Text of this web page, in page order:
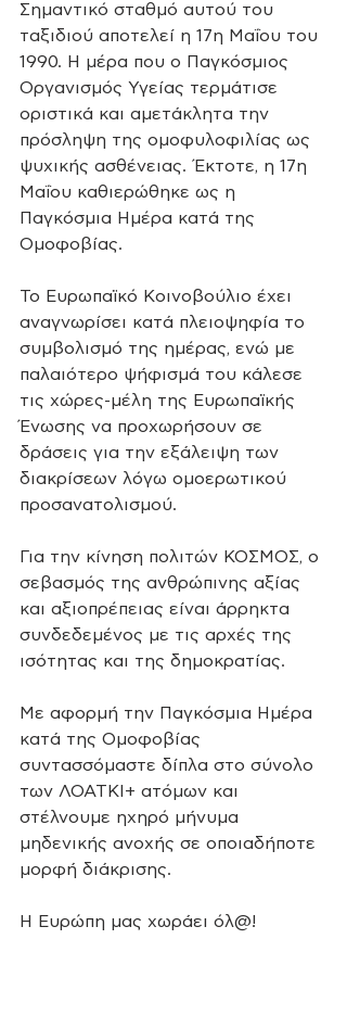
Σημαντικό σταθμό αυτού του
ταξιδιού αποτελεί η 17η Μαΐου του
1990. Η μέρα που ο Παγκόσμιος
Οργανισμός Υγείας τερμάτισε
οριστικά και αμετάκλητα την
πρόσληψη της ομοφυλοφιλίας ως
ψυχικής ασθένειας. Έκτοτε, η 17η
Μαΐου καθιερώθηκε ως η
Παγκόσμια Ημέρα κατά της
Ομοφοβίας.
Το Ευρωπαϊκό Κοινοβούλιο έχει
αναγνωρίσει κατά πλειοψηφία το
συμβολισμό της ημέρας, ενώ με
παλαιότερο ψήφισμά του κάλεσε
τις χώρες-μέλη της Ευρωπαϊκής
Ένωσης να προχωρήσουν σε
δράσεις για την εξάλειψη των
διακρίσεων λόγω ομοερωτικού
προσανατολισμού.
Για την κίνηση πολιτών ΚΟΣΜΟΣ, ο
σεβασμός της ανθρώπινης αξίας
και αξιοπρέπειας είναι άρρηκτα
συνδεδεμένος με τις αρχές της
ισότητας και της δημοκρατίας.
Με αφορμή την Παγκόσμια Ημέρα
κατά της Ομοφοβίας
συντασσόμαστε δίπλα στο σύνολο
των ΛΟΑΤΚΙ+ ατόμων και
στέλνουμε ηχηρό μήνυμα
μηδενικής ανοχής σε οποιαδήποτε
μορφή διάκρισης.
Η Ευρώπη μας χωράει όλ@!